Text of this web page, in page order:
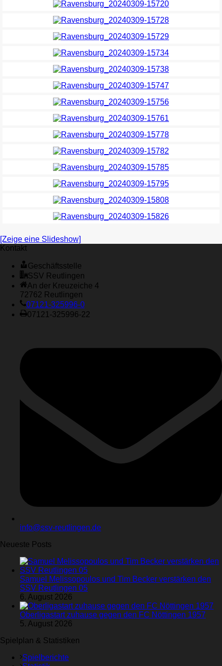
[Zeige eine Slideshow]
Kontakt
Geschäftsstelle
SSV Reutlingen
An der Kreuzeiche 4
72762 Reutlingen
07121-325996-0
07121-325996-22
info@ssv-reutlingen.de
Neueste Posts
Samuel Melissopoulos und Tim Becker verstärken den
SSV Reutlingen 05
6. August 2026
Oberligastart zuhause gegen den FC Nöttingen 1957
5. August 2026
Spielplan & Statistiken
Spielberichte